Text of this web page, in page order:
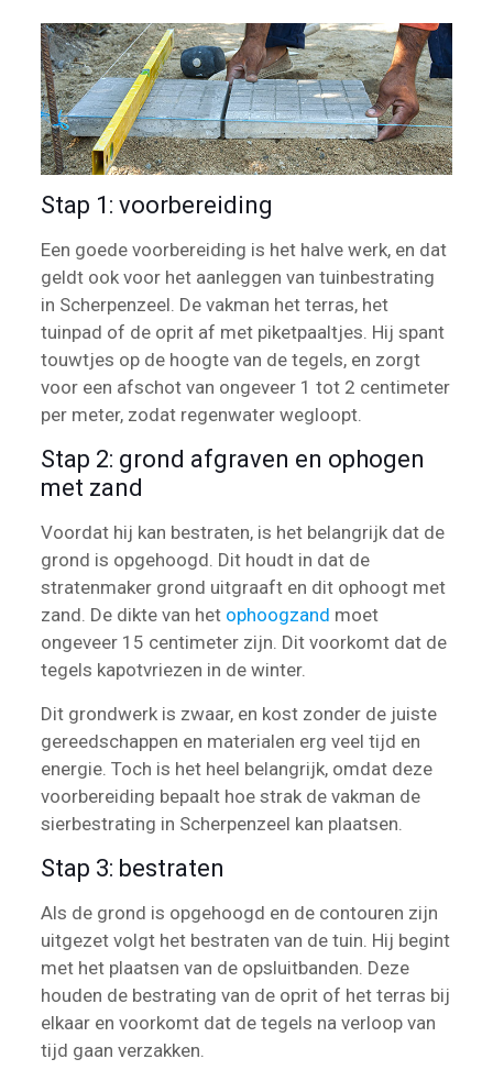
Stap 1: voorbereiding
Een goede voorbereiding is het halve werk, en dat
geldt ook voor het aanleggen van tuinbestrating
in Scherpenzeel. De vakman het terras, het
tuinpad of de oprit af met piketpaaltjes. Hij spant
touwtjes op de hoogte van de tegels, en zorgt
voor een afschot van ongeveer 1 tot 2 centimeter
per meter, zodat regenwater wegloopt.
Stap 2: grond afgraven en ophogen
met zand
Voordat hij kan bestraten, is het belangrijk dat de
grond is opgehoogd. Dit houdt in dat de
stratenmaker grond uitgraaft en dit ophoogt met
zand. De dikte van het ophoogzand moet
ongeveer 15 centimeter zijn. Dit voorkomt dat de
tegels kapotvriezen in de winter.
Dit grondwerk is zwaar, en kost zonder de juiste
gereedschappen en materialen erg veel tijd en
energie. Toch is het heel belangrijk, omdat deze
voorbereiding bepaalt hoe strak de vakman de
sierbestrating in Scherpenzeel kan plaatsen.
Stap 3: bestraten
Als de grond is opgehoogd en de contouren zijn
uitgezet volgt het bestraten van de tuin. Hij begint
met het plaatsen van de opsluitbanden. Deze
houden de bestrating van de oprit of het terras bij
elkaar en voorkomt dat de tegels na verloop van
tijd gaan verzakken.